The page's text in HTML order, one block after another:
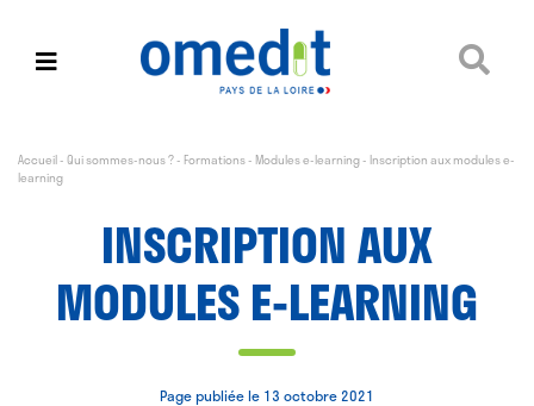
Accueil-Qui sommes-nous ?- Formations- Modules e-learning- Inscription aux modules e-
learning
INSCRIPTION AUX
MODULES E-LEARNING
Page publiée le 13 octobre 2021